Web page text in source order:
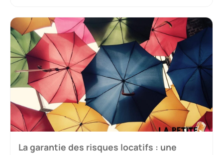
La garantie des risques locatifs : une